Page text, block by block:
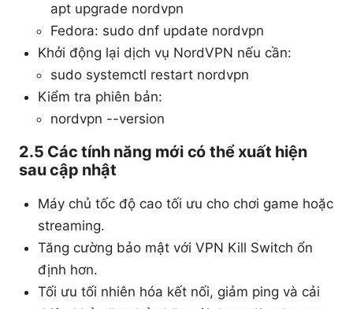
apt upgrade nordvpn
Fedora: sudo dnf update nordvpn
Khởi động lại dịch vụ NordVPN nếu cần:
sudo systemctl restart nordvpn
Kiểm tra phiên bản:
nordvpn --version
2.5 Các tính năng mới có thể xuất hiện
sau cập nhật
Máy chủ tốc độ cao tối ưu cho chơi game hoặc
streaming.
Tăng cường bảo mật với VPN Kill Switch ổn
định hơn.
Tối ưu tối nhiên hóa kết nối, giảm ping và cải